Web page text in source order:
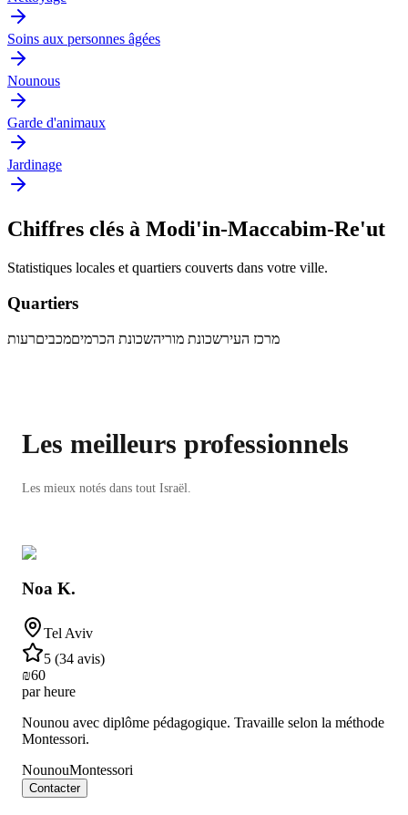
Soins aux personnes âgées
Nounous
Garde d'animaux
Jardinage
Chiffres clés à Modi'in-Maccabim-Re'ut
Statistiques locales et quartiers couverts dans votre ville.
Quartiers
מרכז העירשכונת מוריהשכונת הכרמיםמכביםרעות
Les meilleurs professionnels
Les mieux notés dans tout Israël.
Noa K.
Tel Aviv
5 (34 avis)
₪60
par heure
Nounou avec diplôme pédagogique. Travaille selon la méthode
Montessori.
NounouMontessori
Contacter